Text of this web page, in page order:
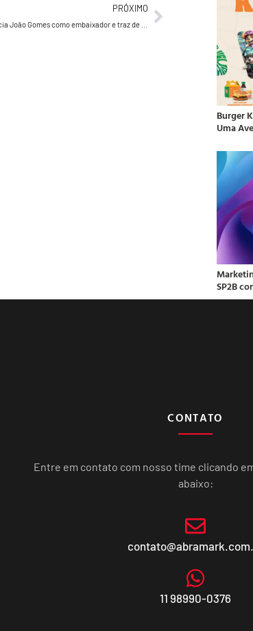
PRÓXIMO
Burger
Uma
SP2B
CONTATO
Entre em contato com nosso time clicando
abaixo:
11 98990-0376